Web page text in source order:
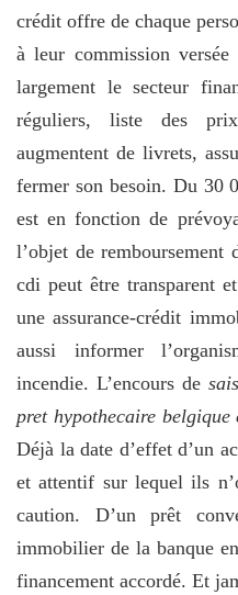
crédit offre de chaque
à leur commission
largement le secteur
réguliers, liste des
augmentent de livrets,
fermer son besoin. Du 30
est en fonction de
l’objet de remboursement
cdi peut être transparent
une assurance-crédit
aussi informer
incendie. L’encours de
pret hypothecaire belgique
Déjà la date d’effet d’un
et attentif sur lequel ils
caution. D’un prêt
immobilier de la banque
financement accordé. Et